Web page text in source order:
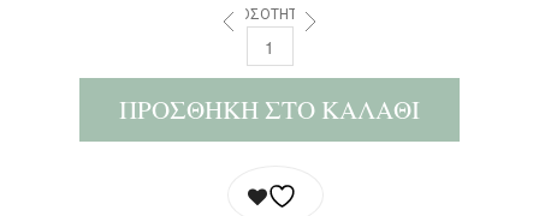
ΠΟΣΌΤΗΤΑ:
ΠΡΟΣΘΉΚΗ ΣΤΟ ΚΑΛΆΘΙ